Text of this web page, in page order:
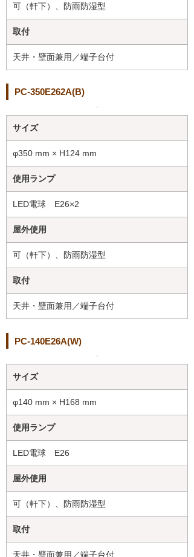
可（軒下）、防雨防湿型
取付
天井・壁面兼用／端子台付
PC-350E262A(B)
サイズ
φ350 mm × H124 mm
使用ランプ
LED電球 E26×2
屋外使用
可（軒下）、防雨防湿型
取付
天井・壁面兼用／端子台付
PC-140E26A(W)
サイズ
φ140 mm × H168 mm
使用ランプ
LED電球 E26
屋外使用
可（軒下）、防雨防湿型
取付
天井・壁面兼用／端子台付